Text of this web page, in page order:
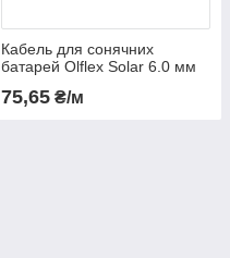
Кабель для сонячних
батарей Olflex Solar 6.0 мм
75,65 ₴/м